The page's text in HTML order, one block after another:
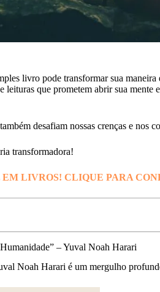
livro pode transformar sua
leituras que prometem abrir sua mente
desafiam nossas crenças e nos
transformadora!
LIVROS! CLIQUE PARA
– Yuval Noah Harari
Noah Harari é um mergulho